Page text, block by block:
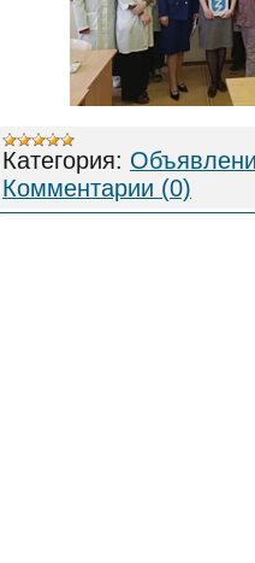
Категория:
Комментарии (0)